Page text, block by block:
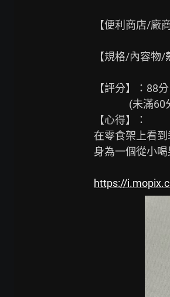
【便利商店/廠
【規格/內容物
【評分】：88
【心得】：
在零食架上看
身為一個從小
https://